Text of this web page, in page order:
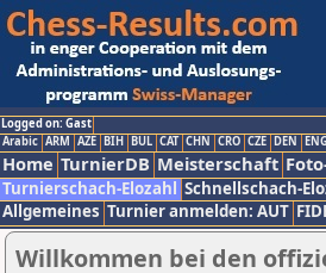
Logged on: Gast
Arabic ARM AZE BIH BUL CAT CHN CRO CZE DEN ENG
Home TurnierDB Meisterschaft
Turnierschach-Elozahl Schnellschach-
Allgemeines Turnier anmelden: AUT
Willkommen bei den